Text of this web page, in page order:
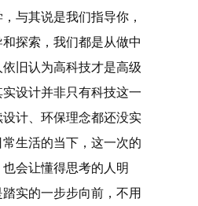
与其说是我们指导你，
探索，我们都是从做中
旧认为高科技才是高级
设计并非只有科技这一
计、环保理念都还没实
生活的当下，这一次的
会让懂得思考的人明
实的一步步向前，不用